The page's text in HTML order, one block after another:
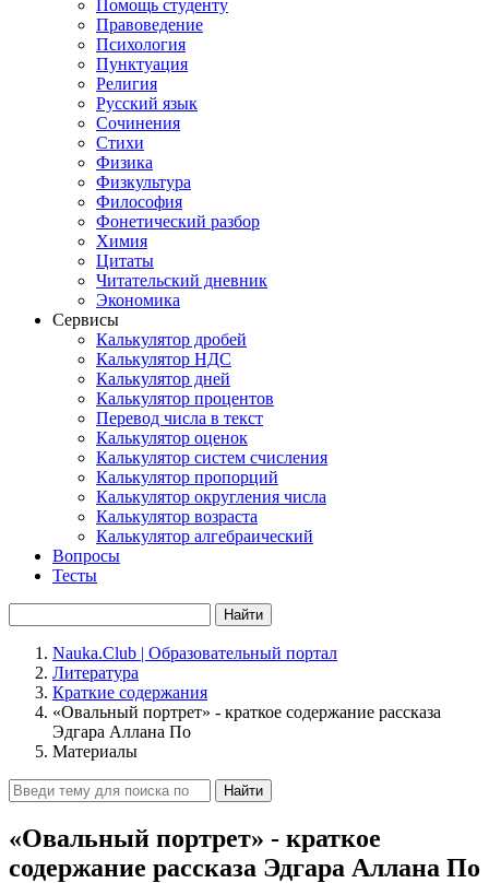
Помощь студенту
Правоведение
Психология
Пунктуация
Религия
Русский язык
Сочинения
Стихи
Физика
Физкультура
Философия
Фонетический разбор
Химия
Цитаты
Читательский дневник
Экономика
Сервисы
Калькулятор дробей
Калькулятор НДС
Калькулятор дней
Калькулятор процентов
Перевод числа в текст
Калькулятор оценок
Калькулятор систем счисления
Калькулятор пропорций
Калькулятор округления числа
Калькулятор возраста
Калькулятор алгебраический
Вопросы
Тесты
Найти
Nauka.Club | Образовательный портал
Литература
Краткие содержания
«Овальный портрет» - краткое содержание рассказа
Эдгара Аллана По
Материалы
Найти
«Овальный портрет» - краткое
содержание рассказа Эдгара Аллана По